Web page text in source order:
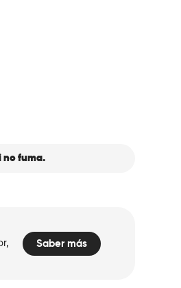
no fuma.
Saber más